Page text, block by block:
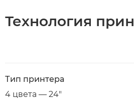
Технология
Тип принтера
4 цвета — 24"